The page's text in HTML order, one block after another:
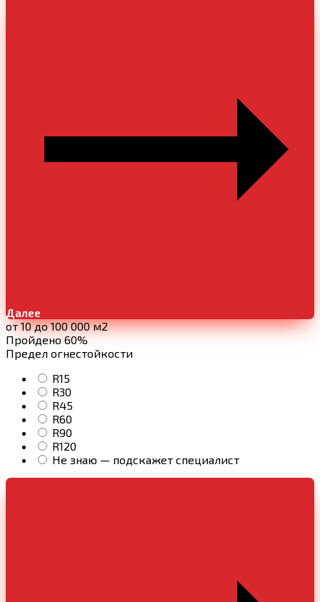
Далее
от 10 до 100 000 м2
Пройдено 60%
Предел огнестойкости
R15
R30
R45
R60
R90
R120
Не знаю — подскажет специалист